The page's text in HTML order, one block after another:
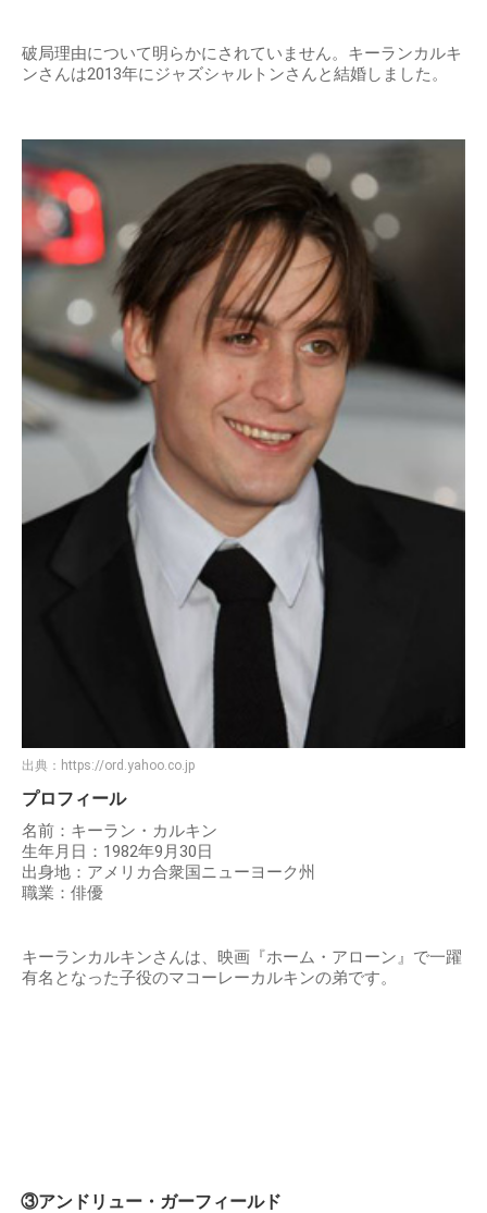
破局理由について明らかにされていません。キーランカルキ
ンさんは2013年にジャズシャルトンさんと結婚しました。
出典： https://ord.yahoo.co.jp
プロフィール
名前：キーラン・カルキン
生年月日：1982年9月30日
出身地：アメリカ合衆国ニューヨーク州
職業：俳優
キーランカルキンさんは、映画『ホーム・アローン』で一躍
有名となった子役のマコーレーカルキンの弟です。
③アンドリュー・ガーフィールド